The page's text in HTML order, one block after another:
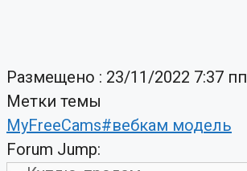
Размещено : 23/11/2022 7:37 пп
Метки темы
MyFreeCams#вебкам модель
Forum Jump: